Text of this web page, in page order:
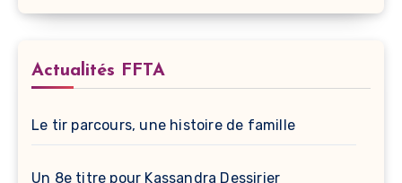
Actualités FFTA
Le tir parcours, une histoire de famille
Un 8e titre pour Kassandra Dessirier